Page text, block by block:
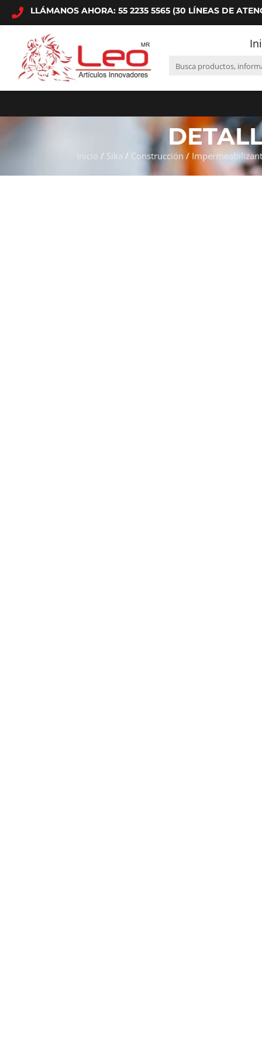
LLÁMANOS AHORA: 55 2235 5565 (30 LÍNEAS DE
Inicio / Sika / Construcción/